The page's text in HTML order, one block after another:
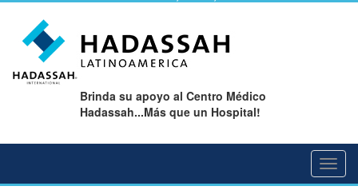
Brinda su apoyo al Centro Médico
Hadassah...Más que un Hospital!